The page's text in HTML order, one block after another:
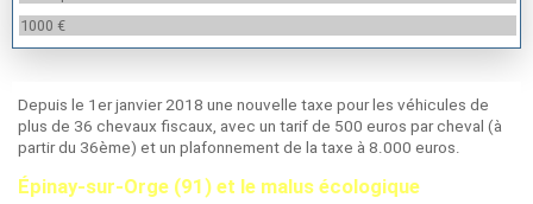
1000 €
Depuis le 1er janvier 2018 une nouvelle taxe pour les véhicules de
plus de 36 chevaux fiscaux, avec un tarif de 500 euros par cheval (à
partir du 36ème) et un plafonnement de la taxe à 8.000 euros.
Épinay-sur-Orge (91) et le malus écologique